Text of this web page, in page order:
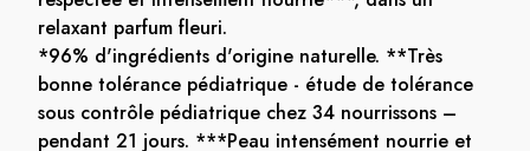
relaxant parfum fleuri.
*96% d'ingrédients d'origine naturelle. **Très
bonne tolérance pédiatrique - étude de tolérance
sous contrôle pédiatrique chez 34 nourrissons –
pendant 21 jours. ***Peau intensément nourrie et